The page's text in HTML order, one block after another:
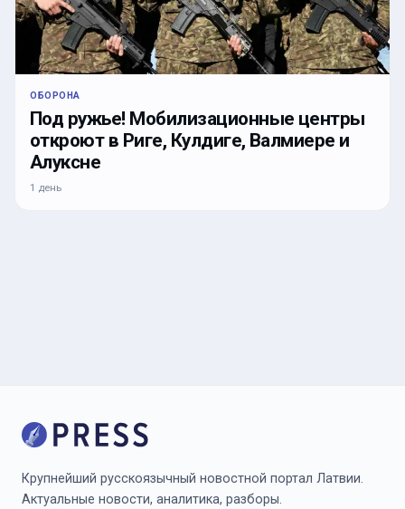
ОБОРОНА
Под ружье! Мобилизационные центры
откроют в Риге, Кулдиге, Валмиере и
Алуксне
1 день
Крупнейший русскоязычный новостной портал Латвии.
Актуальные новости, аналитика, разборы.